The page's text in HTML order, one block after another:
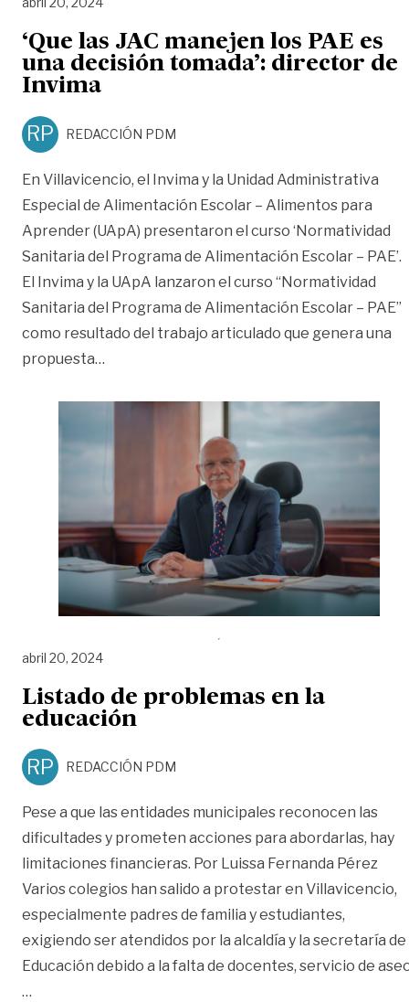
‘Que las JAC manejen los PAE es
una decisión tomada’: director de
Invima
RP REDACCIÓN PDM
En Villavicencio, el Invima y la Unidad Administrativa
Especial de Alimentación Escolar – Alimentos para
Aprender (UApA) presentaron el curso ‘Normatividad
Sanitaria del Programa de Alimentación Escolar – PAE’.
El Invima y la UApA lanzaron el curso “Normatividad
Sanitaria del Programa de Alimentación Escolar – PAE”
como resultado del trabajo articulado que genera una
propuesta…
abril 20, 2024
Listado de problemas en la
educación
RP REDACCIÓN PDM
Pese a que las entidades municipales reconocen las
dificultades y prometen acciones para abordarlas, hay
limitaciones financieras. Por Luissa Fernanda Pérez
Varios colegios han salido a protestar en Villavicencio,
especialmente padres de familia y estudiantes,
exigiendo ser atendidos por la alcaldía y la secretaría de
Educación debido a la falta de docentes, servicio de
…